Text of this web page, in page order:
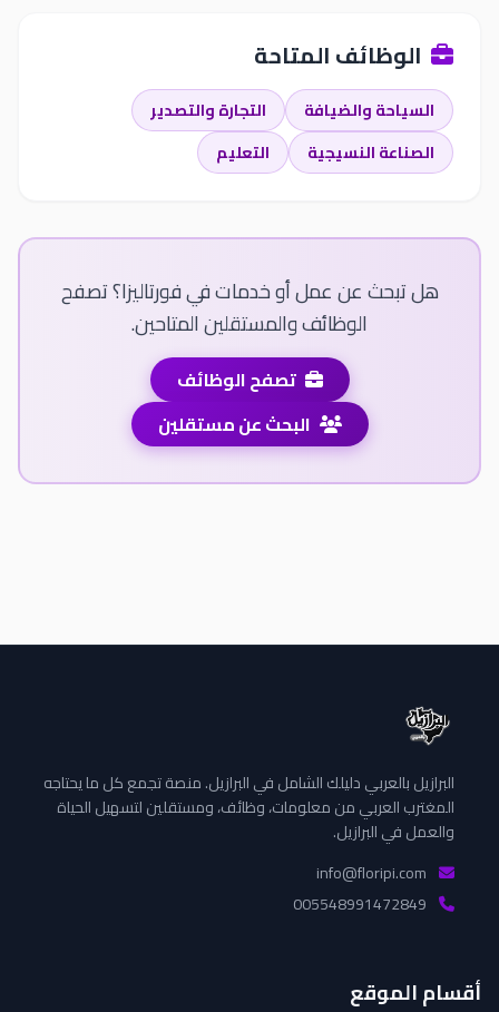
الوظائف المتاحة
السياحة والضيافة
التجارة والتصدير
الصناعة النسيجية
التعليم
هل تبحث عن عمل أو خدمات في فورتاليزا؟ تصفح
الوظائف والمستقلين المتاحين.
تصفح الوظائف
البحث عن مستقلين
البرازيل بالعربي دليلك الشامل في البرازيل. منصة تجمع كل ما يحتاجه
المغترب العربي من معلومات، وظائف، ومستقلين لتسهيل الحياة
والعمل في البرازيل.
أقسام الموقع